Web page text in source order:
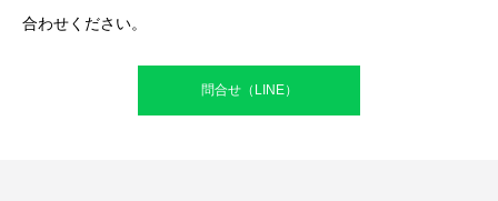
合わせください。
問合せ（LINE）